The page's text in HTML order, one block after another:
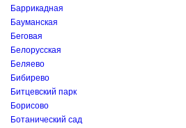
Баррикадная
Бауманская
Беговая
Белорусская
Беляево
Бибирево
Битцевский парк
Борисово
Ботанический сад